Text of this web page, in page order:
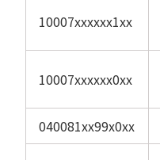
10007xxxxxx1xx
10007xxxxxx0xx
040081xx99x0xx